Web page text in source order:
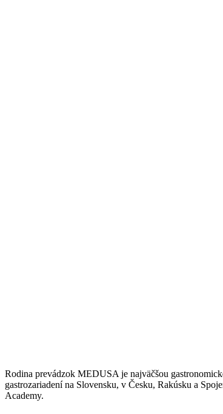
Rodina prevádzok MEDUSA je najväčšou
gastrozariadení na Slovensku, v Česku, Rakúsku a
Academy.